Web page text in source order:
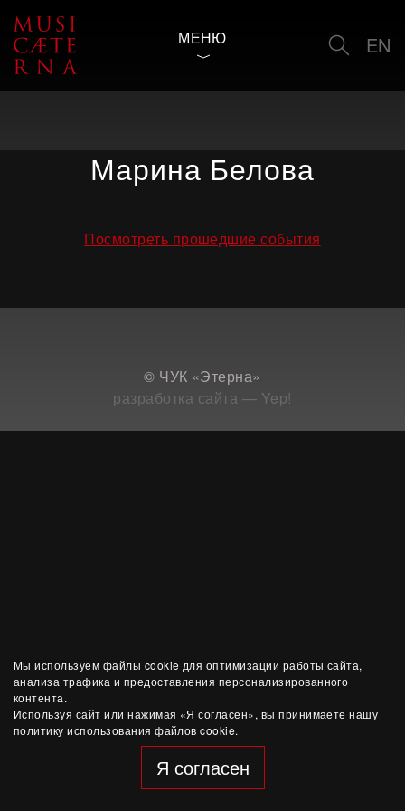
Мы используем файлы cookie для оптимизации работы сайта,
анализа трафика и предоставления персонализированного
контента.
Используя сайт или нажимая «Я согласен», вы принимаете нашу
политику использования файлов cookie.
Я согласен
МЕНЮ EN
Марина Белова
Посмотреть прошедшие события
© ЧУК «Этерна»
разработка сайта — Yep!